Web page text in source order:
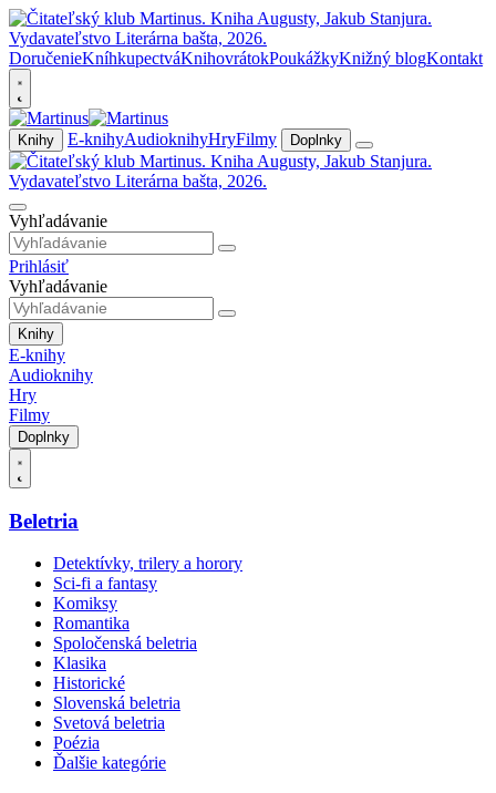
DoručenieKníhkupectváKnihovrátokPoukážkyKnižný blogKontakt
Knihy E-knihyAudioknihyHryFilmy Doplnky
Vyhľadávanie
Prihlásiť
Vyhľadávanie
Knihy
E-knihy
Audioknihy
Hry
Filmy
Doplnky
Beletria
Detektívky, trilery a horory
Sci-fi a fantasy
Komiksy
Romantika
Spoločenská beletria
Klasika
Historické
Slovenská beletria
Svetová beletria
Poézia
Ďalšie kategórie